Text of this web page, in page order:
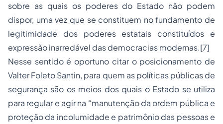
sobre as quais os poderes do Estado não podem
dispor, uma vez que se constituem no fundamento de
legitimidade dos poderes estatais constituídos e
expressão inarredável das democracias modernas.[7]
Nesse sentido é oportuno citar o posicionamento de
Valter Foleto Santin, para quem as políticas públicas de
segurança são os meios dos quais o Estado se utiliza
para regular e agir na “manutenção da ordem pública e
proteção da incolumidade e patrimônio das pessoas e